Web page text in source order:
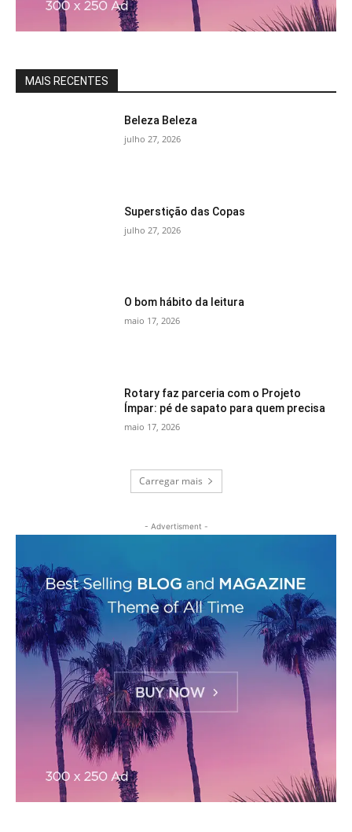
MAIS RECENTES
Beleza Beleza
julho 27, 2026
Superstição das Copas
julho 27, 2026
O bom hábito da leitura
maio 17, 2026
Rotary faz parceria com o Projeto
Ímpar: pé de sapato para quem precisa
maio 17, 2026
Carregar mais
- Advertisment -